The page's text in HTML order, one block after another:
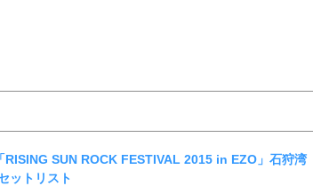
SUN ROCK FESTIVAL 2015 in EZO」石狩湾
ットリスト